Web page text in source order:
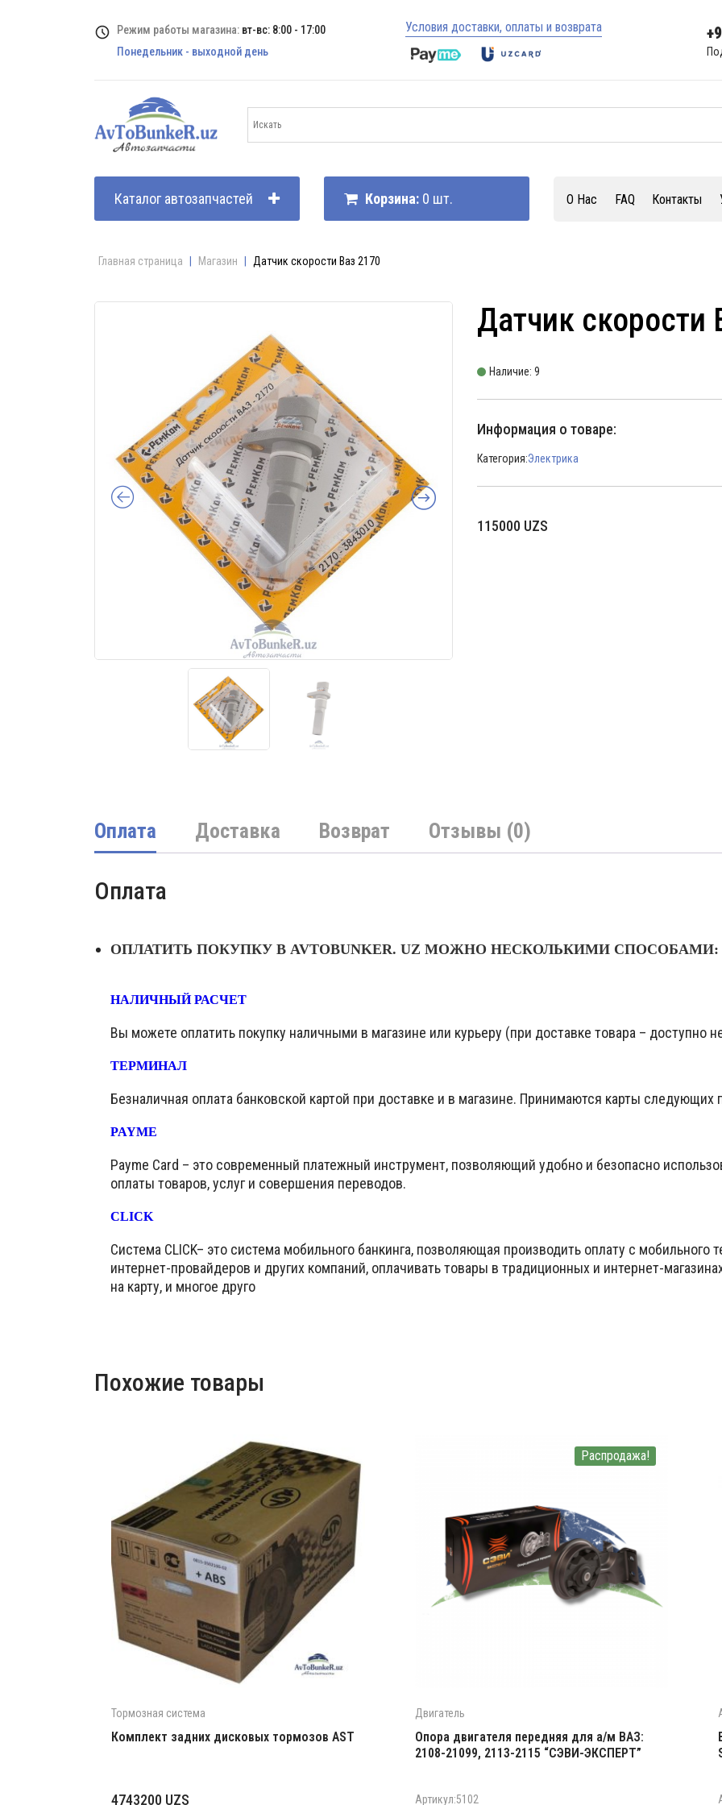
Режим работы магазина: вт-вс: 8:00 - 17:00
Понедельник - выходной день
Условия доставки, оплаты и возврата
Каталог автозапчастей Корзина: 0 шт. О Нас FAQ Контакты
Главная страница Магазин Датчик скорости Ваз 2170
Датчик скорости
Наличие: 9
Информация о товаре:
Категория:Электрика
115000 UZS
Оплата Доставка Возврат Отзывы (0)
Оплата
ОПЛАТИТЬ ПОКУПКУ В AVTOBUNKER. UZ МОЖНО НЕСКОЛЬКИМИ СПОСОБАМИ:
НАЛИЧНЫЙ РАСЧЕТ
Вы можете оплатить покупку наличными в магазине или курьеру (при доставке товара – доступно
ТЕРМИНАЛ
Безналичная оплата банковской картой при доставке и в магазине. Принимаются карты следующих
PAYME
Payme Card – это современный платежный инструмент, позволяющий удобно и безопасно
оплаты товаров, услуг и совершения переводов.
CLICK
Система CLICK– это система мобильного банкинга, позволяющая производить оплату с мобильного
интернет-провайдеров и других компаний, оплачивать товары в традиционных и интернет-
на карту, и многое друго
Похожие товары
Тормозная система
Комплект задних дисковых тормозов AST
4743200 UZS
Распродажа!
Двигатель
Опора двигателя передняя для а/м ВАЗ:
2108-21099, 2113-2115 “СЭВИ-ЭКСПЕРТ”
Артикул:5102